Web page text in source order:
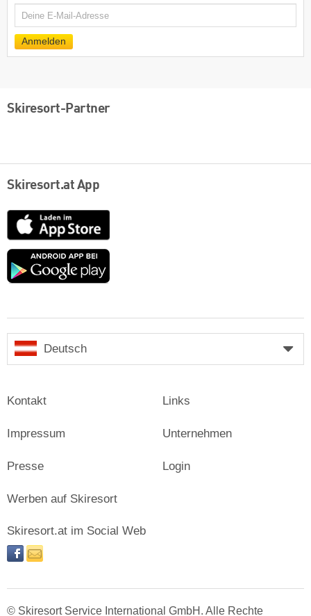
E-
Anmelden
Skiresort-Partner
Skiresort.at App
App
Store
Google
Deutsch
Kontakt
Impressum
Presse
Links
Unternehmen
Login
Werben auf Skiresort
Skiresort.at im Social Web
facebooknewsletter
© Skiresort Service International GmbH. Alle Rechte